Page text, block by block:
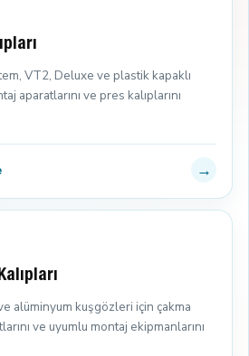
VT2, Deluxe ve plastik kapaklı
aparatlarını ve pres kalıplarını
→
alüminyum kuşgözleri için çakma
ve uyumlu montaj ekipmanlarını